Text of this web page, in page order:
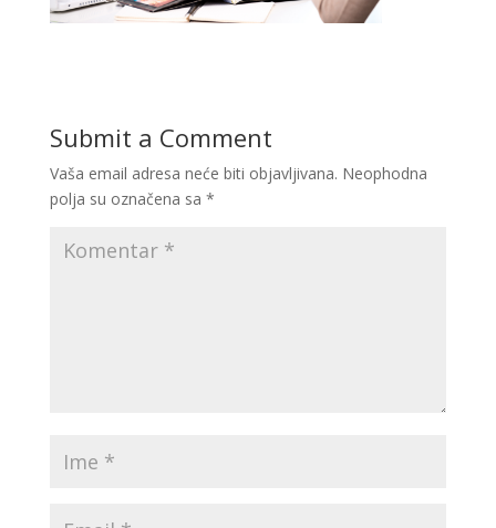
Submit a Comment
Vaša email adresa neće biti objavljivana. Neophodna
polja su označena sa *